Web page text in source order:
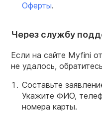
Оферты.
Через службу
Если на сайте Myfini
не удалось,
Составьте
Укажите ФИО,
номера карты.